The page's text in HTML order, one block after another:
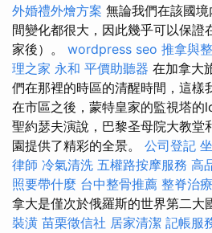
外婚禮外燴方案 無論我們在該國
間變化都很大，因此幾乎可以保證
家後）。 wordpress seo 推拿與
理之家 永和 平價助聽器 在加拿大
們在那裡的時區的清醒時間，這樣
在市區之後，蒙特皇家的監視塔的
聖約瑟夫演說，巴黎圣母院大教堂
園提供了精彩的全景。 公司登記
律師 冷氣清洗 五權路按摩服務 高
照要帶什麼 台中整骨推薦 整脊治療
拿大是僅次於俄羅斯的世界第二大
裝潢 苗栗徵信社 居家清潔 記帳服